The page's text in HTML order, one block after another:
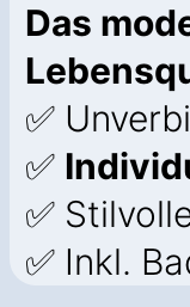
Das
✅
✅
✅
✅ Inkl.